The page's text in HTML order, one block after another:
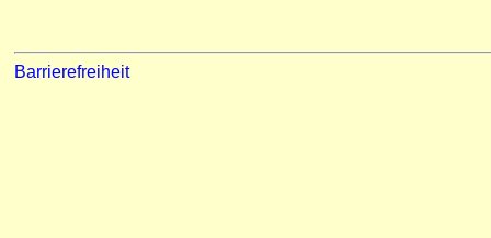
Barrierefreiheit